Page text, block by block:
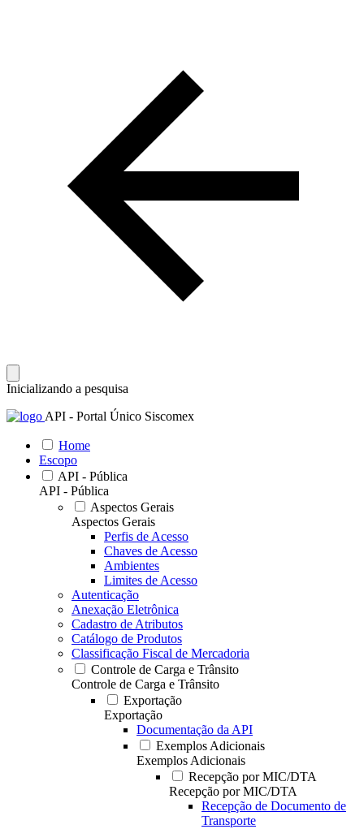
Inicializando a pesquisa
API - Portal Único Siscomex
Home
Escopo
API - Pública
API - Pública
Aspectos Gerais
Aspectos Gerais
Perfis de Acesso
Chaves de Acesso
Ambientes
Limites de Acesso
Autenticação
Anexação Eletrônica
Cadastro de Atributos
Catálogo de Produtos
Classificação Fiscal de Mercadoria
Controle de Carga e Trânsito
Controle de Carga e Trânsito
Exportação
Exportação
Documentação da API
Exemplos Adicionais
Exemplos Adicionais
Recepção por MIC/DTA
Recepção por MIC/DTA
Recepção de Documento de
Transporte